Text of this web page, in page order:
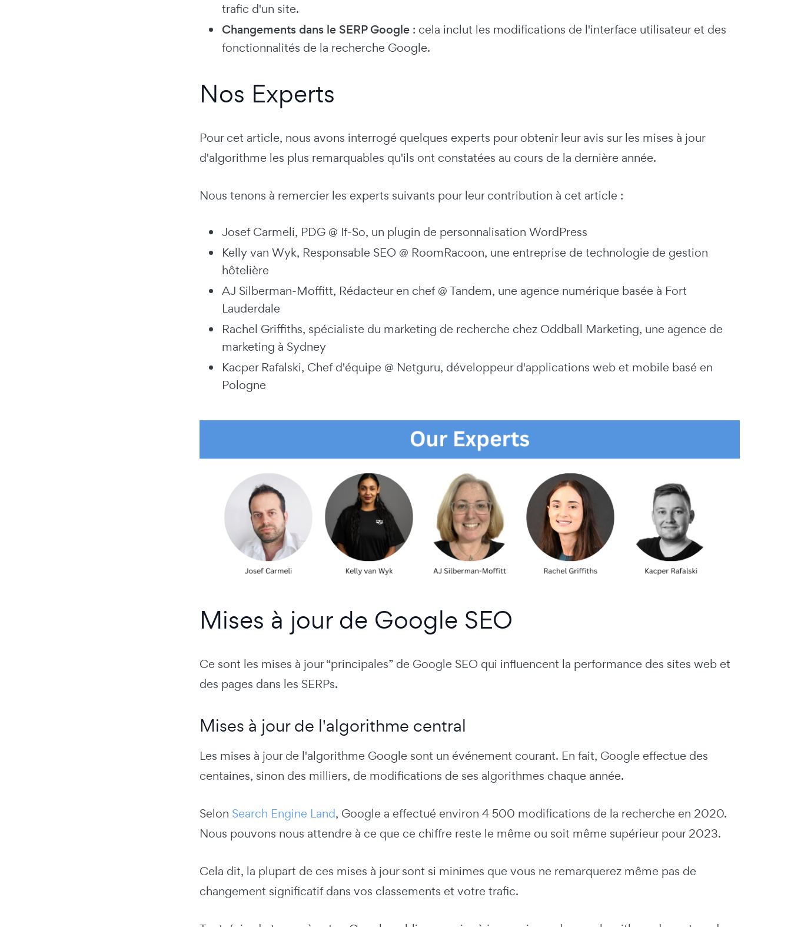
trafic d'un site.
Changements dans le SERP Google : cela inclut les modifications de l'interface utilisateur et des
fonctionnalités de la recherche Google.
Nos Experts
Pour cet article, nous avons interrogé quelques experts pour obtenir leur avis sur les mises à jour
d'algorithme les plus remarquables qu'ils ont constatées au cours de la dernière année.
Nous tenons à remercier les experts suivants pour leur contribution à cet article :
Josef Carmeli, PDG @ If-So, un plugin de personnalisation WordPress
Kelly van Wyk, Responsable SEO @ RoomRacoon, une entreprise de technologie de gestion
hôtelière
AJ Silberman-Moffitt, Rédacteur en chef @ Tandem, une agence numérique basée à Fort
Lauderdale
Rachel Griffiths, spécialiste du marketing de recherche chez Oddball Marketing, une agence de
marketing à Sydney
Kacper Rafalski, Chef d'équipe @ Netguru, développeur d'applications web et mobile basé en
Pologne
Mises à jour de Google SEO
Ce sont les mises à jour “principales” de Google SEO qui influencent la performance des sites web et
des pages dans les SERPs.
Mises à jour de l'algorithme central
Les mises à jour de l'algorithme Google sont un événement courant. En fait, Google effectue des
centaines, sinon des milliers, de modifications de ses algorithmes chaque année.
Selon Search Engine Land, Google a effectué environ 4 500 modifications de la recherche en 2020.
Nous pouvons nous attendre à ce que ce chiffre reste le même ou soit même supérieur pour 2023.
Cela dit, la plupart de ces mises à jour sont si minimes que vous ne remarquerez même pas de
changement significatif dans vos classements et votre trafic.